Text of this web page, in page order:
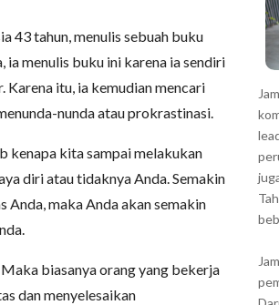
43 tahun, menulis sebuah buku
menulis buku ini karena ia sendiri
itu, ia kemudian mencari
nunda atau prokrastinasi.
kenapa kita sampai melakukan
diri atau tidaknya Anda. Semakin
Anda, maka Anda akan semakin
biasanya orang yang bekerja
dan menyelesaikan